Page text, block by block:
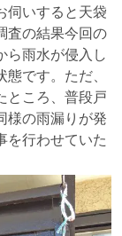
伺いすると天袋
査の結果今回の
ら雨水が侵入し
です。ただ、
ところ、普段戸
様の雨漏りが発
を行わせていた